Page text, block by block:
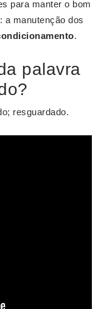
para manter o bom
a manutenção dos
.
palavra
resguardado.